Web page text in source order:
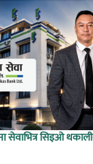
सेवाभित्र सिइओ